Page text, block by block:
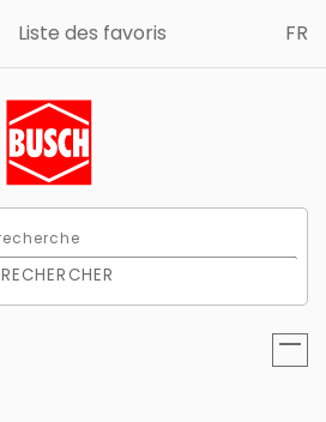
Liste des favoris FR
RECHERCHER